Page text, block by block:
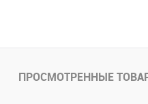
ПРОСМОТРЕННЫЕ